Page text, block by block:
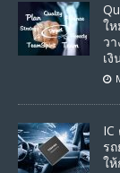
ใ
ว
เ
IC
ร
ใ